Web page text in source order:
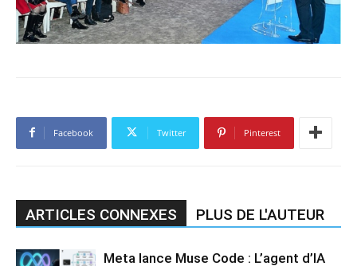
Facebook Twitter Pinterest
ARTICLES CONNEXES PLUS DE L'AUTEUR
Meta lance Muse Code : L’agent d’IA